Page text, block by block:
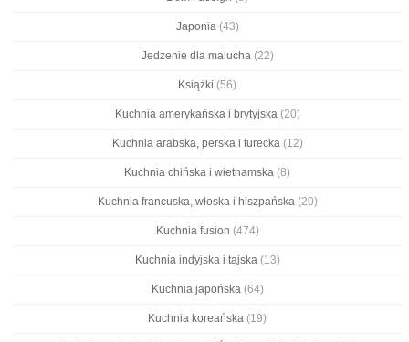
Japonia(43)
Jedzenie dla malucha(22)
Książki (56)
Kuchnia amerykańska i brytyjska(20)
Kuchnia arabska, perska i turecka(12)
Kuchnia chińska i wietnamska (8)
Kuchnia francuska, włoska i hiszpańska(20)
Kuchnia fusion (474)
Kuchnia indyjska i tajska(13)
Kuchnia japońska(64)
Kuchnia koreańska (19)